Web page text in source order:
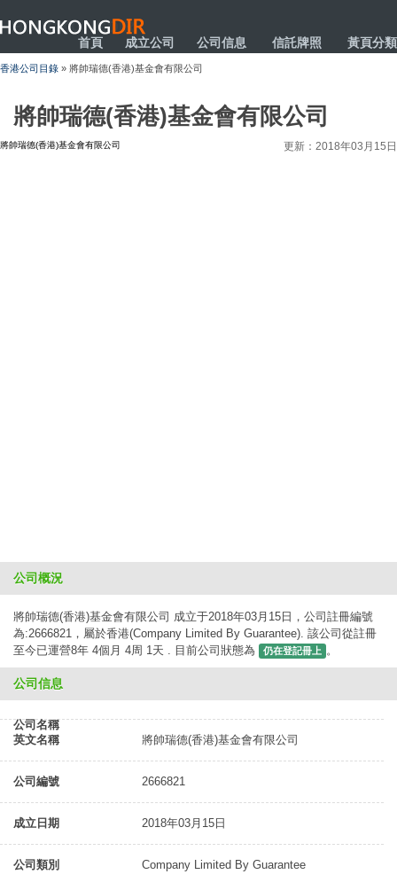
HONGKONGDIR
首頁 成立公司 公司信息 信託牌照 黃頁分類
香港公司目錄 » 將帥瑞德(香港)基金會有限公司
將帥瑞德(香港)基金會有限公司
將帥瑞德(香港)基金會有限公司 更新：2018年03月15日
公司概況
將帥瑞德(香港)基金會有限公司 成立于2018年03月15日，公司註冊編號
為:2666821，屬於香港(Company Limited By Guarantee). 該公司從註冊
至今已運營8年 4個月 4周 1天 . 目前公司狀態為
仍在登記冊上 。
公司信息
公司名稱
英文名稱
將帥瑞德(香港)基金會有限公司
公司編號 2666821
成立日期 2018年03月15日
公司類別 Company Limited By Guarantee